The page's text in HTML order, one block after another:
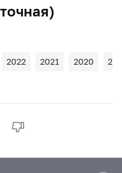
2022 2021 2020